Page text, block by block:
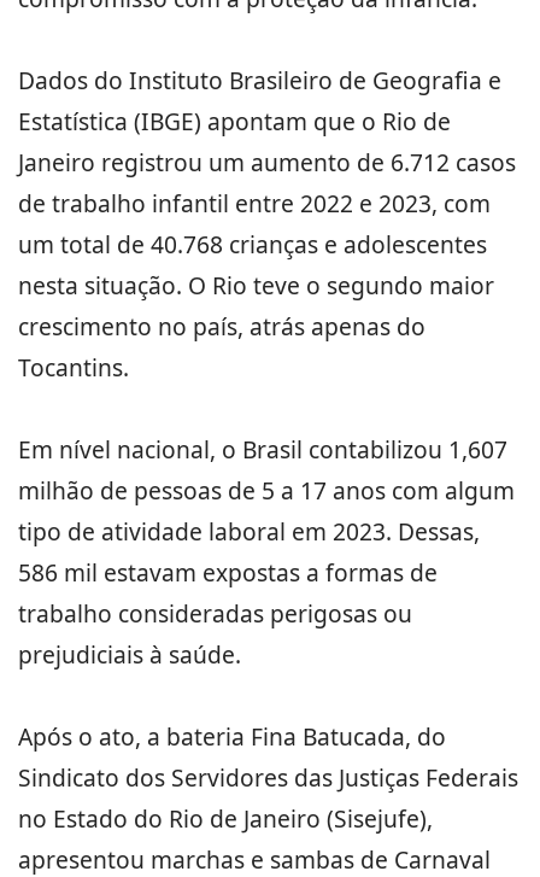
Dados do Instituto Brasileiro de Geografia e
Estatística (IBGE) apontam que o Rio de
Janeiro registrou um aumento de 6.712 casos
de trabalho infantil entre 2022 e 2023, com
um total de 40.768 crianças e adolescentes
nesta situação. O Rio teve o segundo maior
crescimento no país, atrás apenas do
Tocantins.
Em nível nacional, o Brasil contabilizou 1,607
milhão de pessoas de 5 a 17 anos com algum
tipo de atividade laboral em 2023. Dessas,
586 mil estavam expostas a formas de
trabalho consideradas perigosas ou
prejudiciais à saúde.
Após o ato, a bateria Fina Batucada, do
Sindicato dos Servidores das Justiças Federais
no Estado do Rio de Janeiro (Sisejufe),
apresentou marchas e sambas de Carnaval